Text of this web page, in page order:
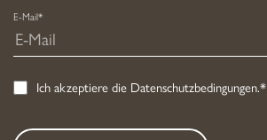
E-Mail*
Ich akzeptiere die Datenschutzbedingungen.*